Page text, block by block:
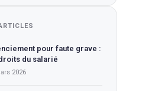
pour faute grave :
du salarié
2026